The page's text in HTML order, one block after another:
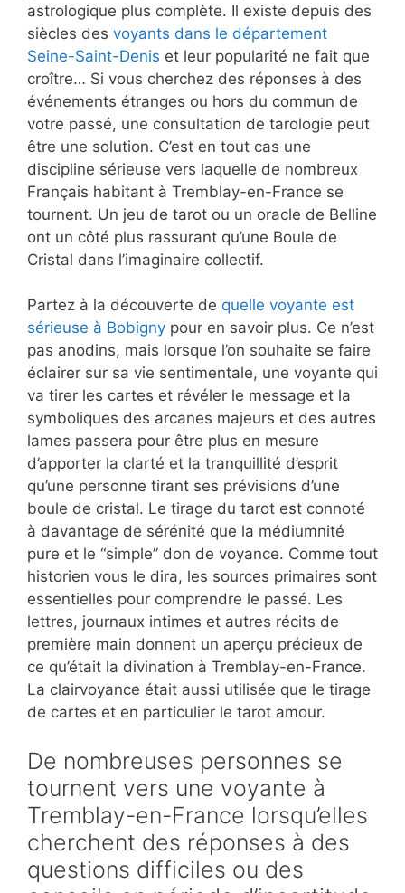
astrologique plus complète. Il existe depuis des
siècles des voyants dans le département
Seine-Saint-Denis et leur popularité ne fait que
croître… Si vous cherchez des réponses à des
événements étranges ou hors du commun de
votre passé, une consultation de tarologie peut
être une solution. C’est en tout cas une
discipline sérieuse vers laquelle de nombreux
Français habitant à Tremblay-en-France se
tournent. Un jeu de tarot ou un oracle de Belline
ont un côté plus rassurant qu’une Boule de
Cristal dans l’imaginaire collectif.
Partez à la découverte de quelle voyante est
sérieuse à Bobigny pour en savoir plus. Ce n’est
pas anodins, mais lorsque l’on souhaite se faire
éclairer sur sa vie sentimentale, une voyante qui
va tirer les cartes et révéler le message et la
symboliques des arcanes majeurs et des autres
lames passera pour être plus en mesure
d’apporter la clarté et la tranquillité d’esprit
qu’une personne tirant ses prévisions d’une
boule de cristal. Le tirage du tarot est connoté
à davantage de sérénité que la médiumnité
pure et le “simple” don de voyance. Comme tout
historien vous le dira, les sources primaires sont
essentielles pour comprendre le passé. Les
lettres, journaux intimes et autres récits de
première main donnent un aperçu précieux de
ce qu’était la divination à Tremblay-en-France.
La clairvoyance était aussi utilisée que le tirage
de cartes et en particulier le tarot amour.
De nombreuses personnes se
tournent vers une voyante à
Tremblay-en-France lorsqu’elles
cherchent des réponses à des
questions difficiles ou des